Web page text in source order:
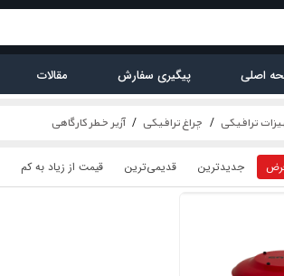
اصلی پیگیری سفارش مقالات
ترافیکی چراغ ترافیکی آژیر خطر کارگاهی
جدیدترین قدیمی‌ترین قيمت از زیاد به کم